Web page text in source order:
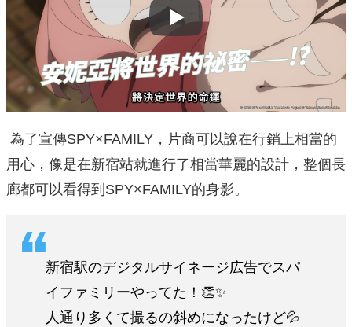
Play
為了宣傳SPY×FAMILY，片商可以說在行銷上相當的
用心，像是在新宿站就進行了相當華麗的設計，整個長
廊都可以看得到SPY×FAMILY的身影。
新宿駅のデジタルサイネージ広告でスパ
イファミリーやってた！👏✨
人通り多くて撮るの斜めになったけど💦